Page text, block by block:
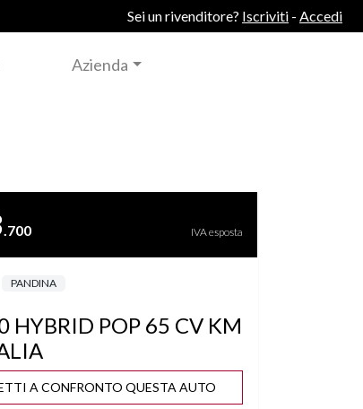
Sei un rivenditore? Iscriviti - Accedi
Azienda
.700 IVA esposta
PANDINA
HYBRID POP 65 CV KM
A CONFRONTO QUESTA AUTO